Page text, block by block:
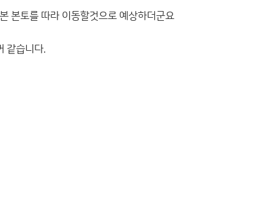
본토를 따라 이동할것으로 예상하더군요
같습니다.